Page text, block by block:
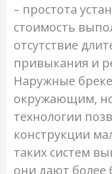
– простота
стоимость
отсутствие
привыкания и
Наружные
окружающим,
технологии
конструкции
таких систем
они дают более